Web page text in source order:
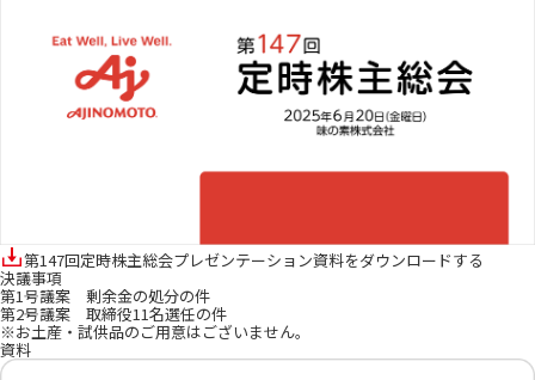
第147回定時株主総会プレゼンテーション資料をダウンロードする
決議事項
第1号議案 剰余金の処分の件
第2号議案 取締役11名選任の件
※お土産・試供品のご用意はございません。
資料